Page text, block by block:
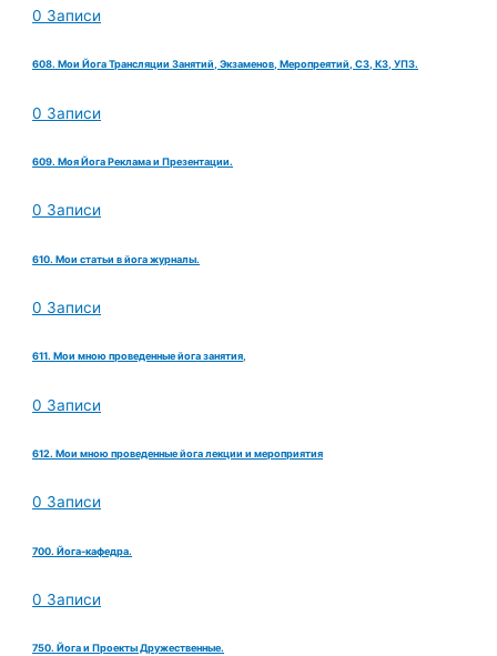
0 Записи
608. Мои Йога Трансляции Занятий, Экзаменов, Меропреятий, СЗ, КЗ, УПЗ.
0 Записи
609. Моя Йога Реклама и Презентации.
0 Записи
610. Мои статьи в йога журналы.
0 Записи
611. Мои мною проведенные йога занятия,
0 Записи
612. Мои мною проведенные йога лекции и мероприятия
0 Записи
700. Йога-кафедра.
0 Записи
750. Йога и Проекты Дружественные.